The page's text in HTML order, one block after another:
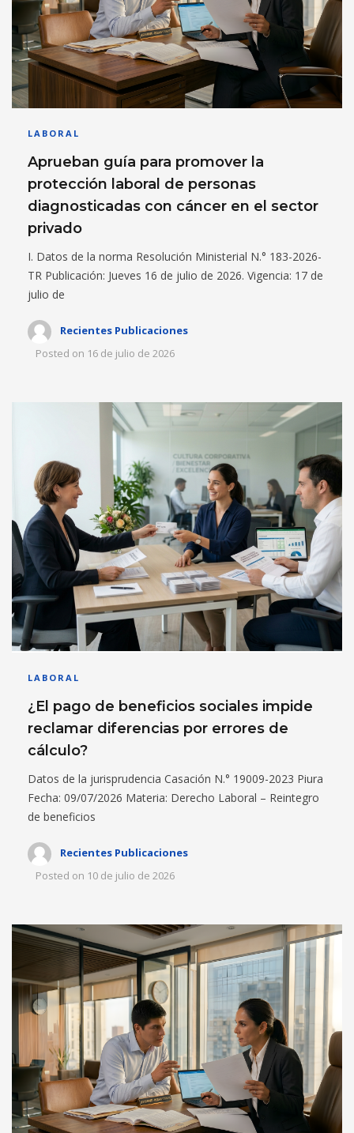
LABORAL
Aprueban guía para promover la
protección laboral de personas
diagnosticadas con cáncer en el sector
privado
I. Datos de la norma Resolución Ministerial N.° 183-2026-
TR Publicación: Jueves 16 de julio de 2026. Vigencia: 17 de
julio de
Recientes Publicaciones
Posted on 16 de julio de 2026
LABORAL
¿El pago de beneficios sociales impide
reclamar diferencias por errores de
cálculo?
Datos de la jurisprudencia Casación N.° 19009-2023 Piura
Fecha: 09/07/2026 Materia: Derecho Laboral – Reintegro
de beneficios
Recientes Publicaciones
Posted on 10 de julio de 2026